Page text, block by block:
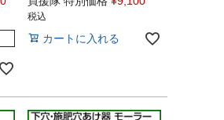
税込
カートに入れる